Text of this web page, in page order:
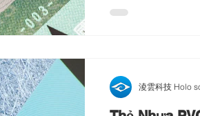
淩雲科技 Holo